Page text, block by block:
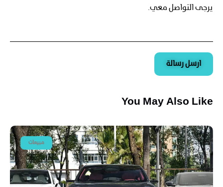
ارسل رسالة
You May Also Like
مبيعات